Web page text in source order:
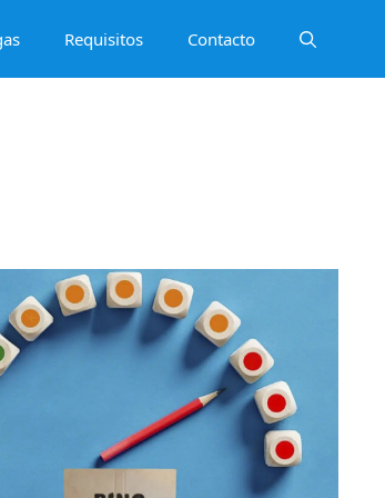
Requisitos Contacto